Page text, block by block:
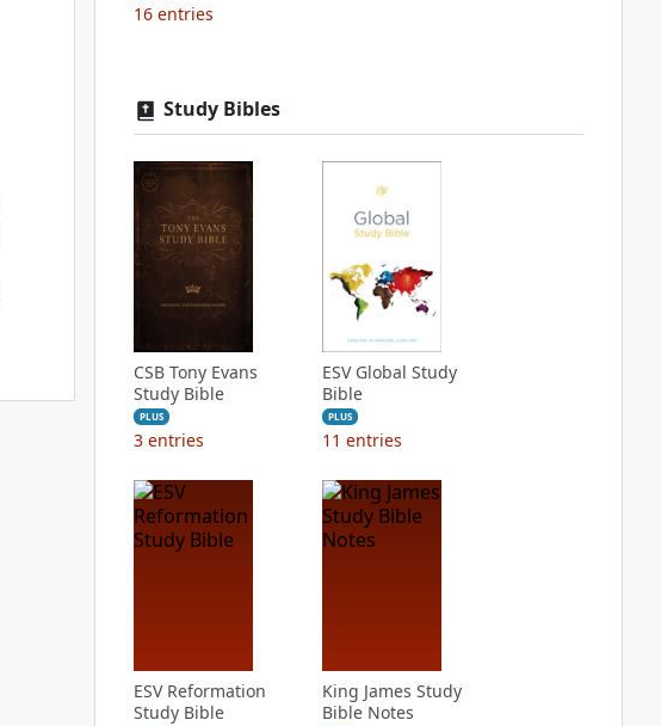
16 entries
Study Bibles
CSB Tony Evans
Study Bible
PLUS
3 entries
ESV Global Study
Bible
PLUS
11 entries
ESV Reformation
Study Bible
King James Study
Bible Notes